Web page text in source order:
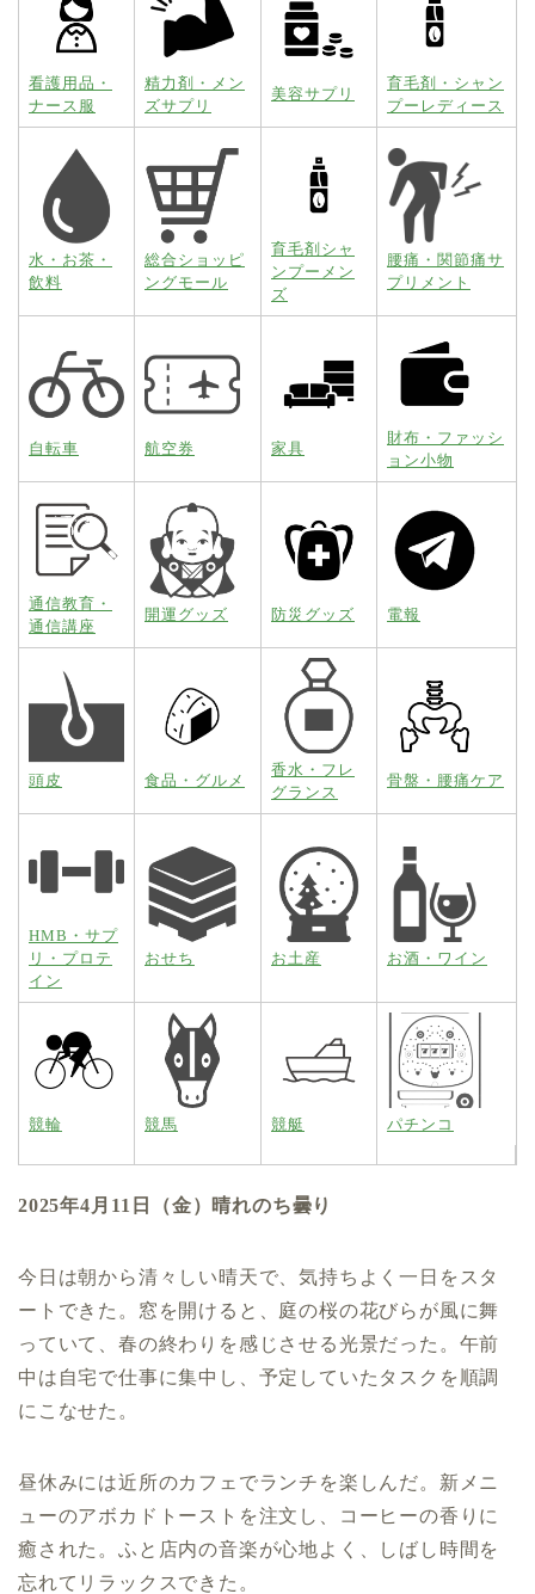
看護用品・
ナース服
精力剤・メン
ズサプリ
美容サプリ
育毛剤・シャン
プーレディース
水・お茶・
飲料
総合ショッピ
ングモール
育毛剤シャ
ンプーメン
ズ
腰痛・関節痛サ
プリメント
自転車 航空券 家具
財布・ファッシ
ョン小物
通信教育・
通信講座
開運グッズ 防災グッズ 電報
頭皮 食品・グルメ
香水・フレ
グランス
骨盤・腰痛ケア
HMB・サプ
リ・プロテ
イン
おせち お土産 お酒・ワイン
競輪 競馬 競艇 パチンコ
2025年4月11日（金）晴れのち曇り
今日は朝から清々しい晴天で、気持ちよく一日をスタ
ートできた。窓を開けると、庭の桜の花びらが風に舞
っていて、春の終わりを感じさせる光景だった。午前
中は自宅で仕事に集中し、予定していたタスクを順調
にこなせた。
昼休みには近所のカフェでランチを楽しんだ。新メニ
ューのアボカドトーストを注文し、コーヒーの香りに
癒された。ふと店内の音楽が心地よく、しばし時間を
忘れてリラックスできた。